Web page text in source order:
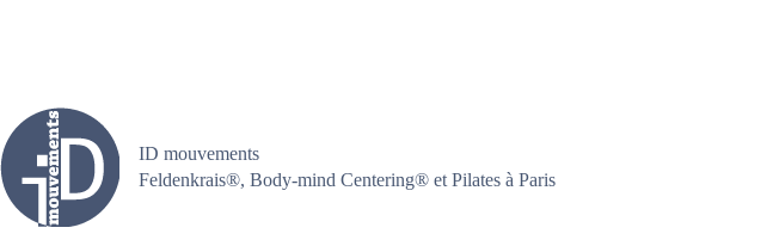
ID mouvements
Feldenkrais®, Body-mind Centering® et Pilates à Paris